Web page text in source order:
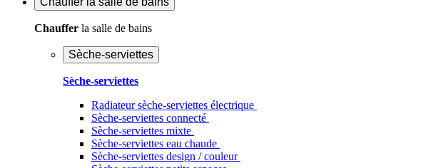
Chauffer la salle de bains
Sèche-serviettes
Sèche-serviettes
Radiateur sèche-serviettes électrique
Sèche-serviettes connecté
Sèche-serviettes mixte
Sèche-serviettes eau chaude
Sèche-serviettes design / couleur